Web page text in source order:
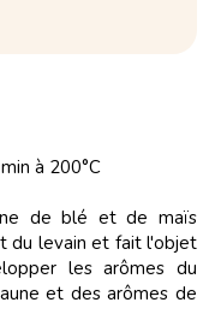
à 200°C
de blé et de maïs
du levain et fait l'objet
les arômes du
et des arômes de